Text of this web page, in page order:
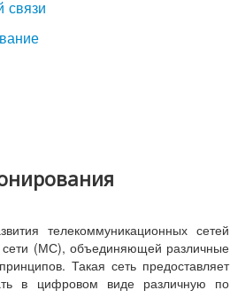
связи
телекоммуникационных сетей
сети (МС), объединяющей различные
Такая сеть предоставляет
в цифровом виде различную по